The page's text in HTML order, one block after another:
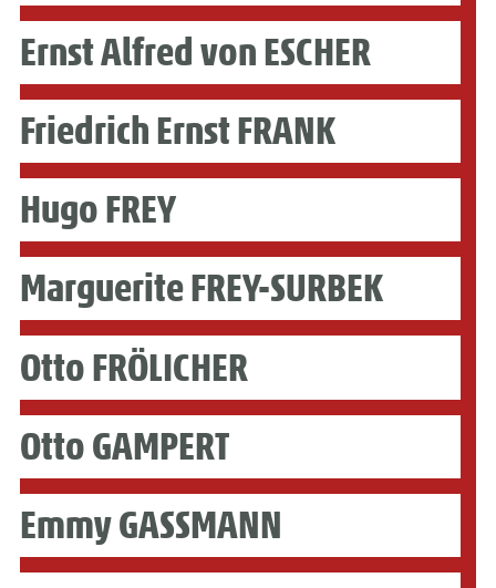
Ernst Alfred von ESCHER
Friedrich Ernst FRANK
Hugo FREY
Marguerite FREY-SURBEK
Otto FRÖLICHER
Otto GAMPERT
Emmy GASSMANN